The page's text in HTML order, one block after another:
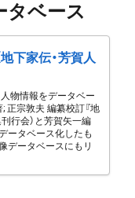
タベース
下家伝・芳賀人
物情報をデータベー
; 正宗敦夫 編纂校訂『地
行会）と芳賀矢一編
ータベース化したも
データベースにもリ